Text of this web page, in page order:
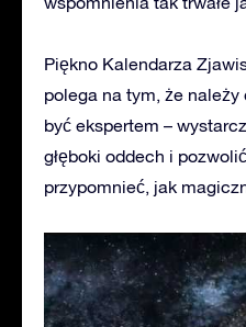
Piękno Kalendarza
polega na tym, że
być ekspertem –
głęboki oddech i
przypomnieć, jak